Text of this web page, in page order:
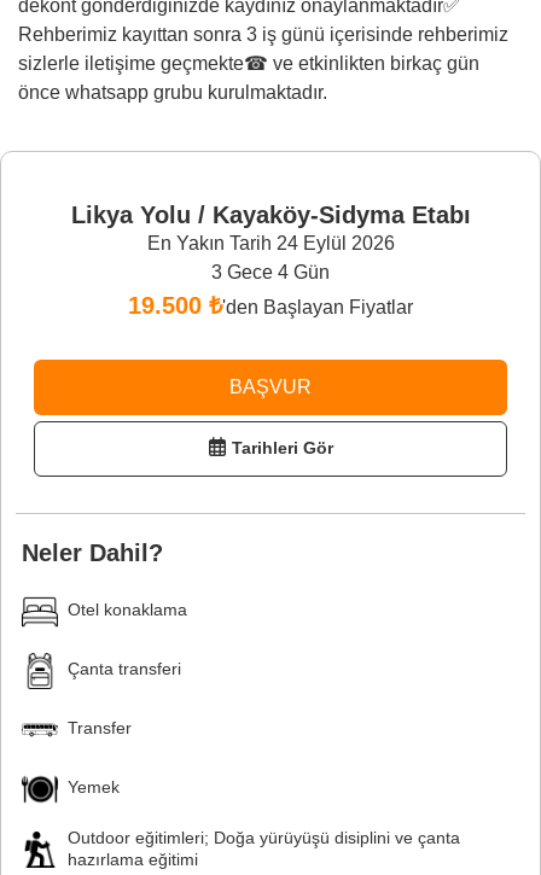
dekont gönderdiğinizde kaydınız onaylanmaktadır✅
Rehberimiz kayıttan sonra 3 iş günü içerisinde rehberimiz
sizlerle iletişime geçmekte☎ ve etkinlikten birkaç gün
önce whatsapp grubu kurulmaktadır.
Likya Yolu / Kayaköy-Sidyma Etabı
En Yakın Tarih 24 Eylül 2026
3 Gece 4 Gün
19.500 ₺'den Başlayan Fiyatlar
BAŞVUR
Tarihleri Gör
Neler Dahil?
Otel konaklama
Çanta transferi
Transfer
Yemek
Outdoor eğitimleri; Doğa yürüyüşü disiplini ve çanta
hazırlama eğitimi